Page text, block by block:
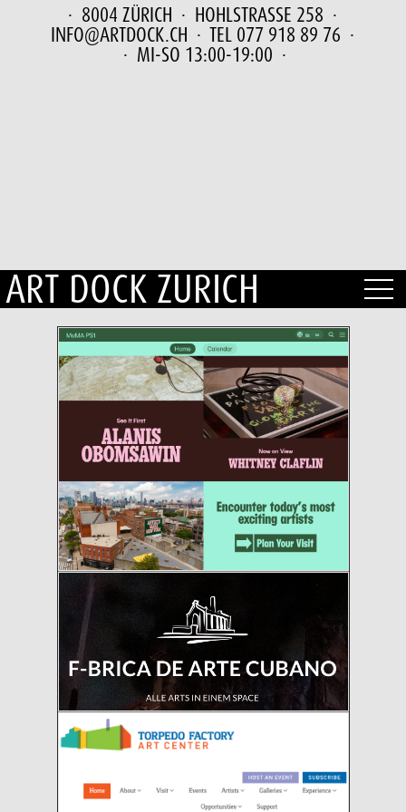
· 8004 ZÜRICH · HOHLSTRASSE 258 ·
INFO@ARTDOCK.CH · TEL 077 918 89 76 ·
· MI-SO 13:00-19:00 ·
ART DOCK ZURICH